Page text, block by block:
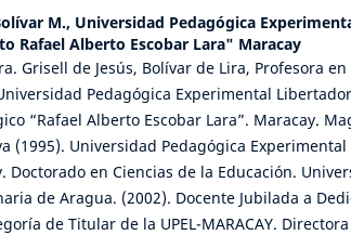
M., Universidad Pedagógica
Rafael Alberto Escobar Lara" Maracay
Grisell de Jesús, Bolívar de Lira, Profesora
Pedagógica Experimental
“Rafael Alberto Escobar Lara”. Maracay.
(1995). Universidad Pedagógica
Doctorado en Ciencias de la Educación.
de Aragua. (2002). Docente Jubilada a
de Titular de la UPEL-MARACAY.